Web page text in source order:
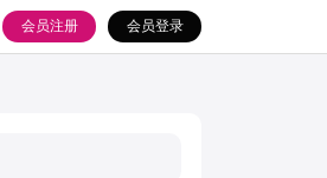
会员登录
会员注册